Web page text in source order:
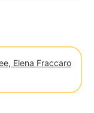
Elena Fraccaro